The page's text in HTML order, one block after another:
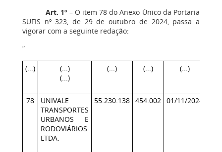
Art. 1º – O item 78 do Anexo Único da Portaria
SUFIS nº 323, de 29 de outubro de 2024, passa a
vigorar com a seguinte redação:
“
(...)
(...)
(...)
(...) (...) (...)
78
UNIVALE
TRANSPORTES
URBANOS E
RODOVIÁRIOS
LTDA.
55.230.138 454.002 01/11/2024